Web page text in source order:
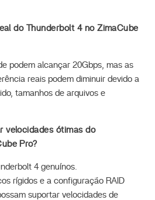
do Thunderbolt 4 no ZimaCube
podem alcançar 20Gbps, mas as
reais podem diminuir devido a
tamanhos de arquivos e
velocidades ótimas do
Pro?
4 genuínos.
rígidos e a configuração RAID
suportar velocidades de